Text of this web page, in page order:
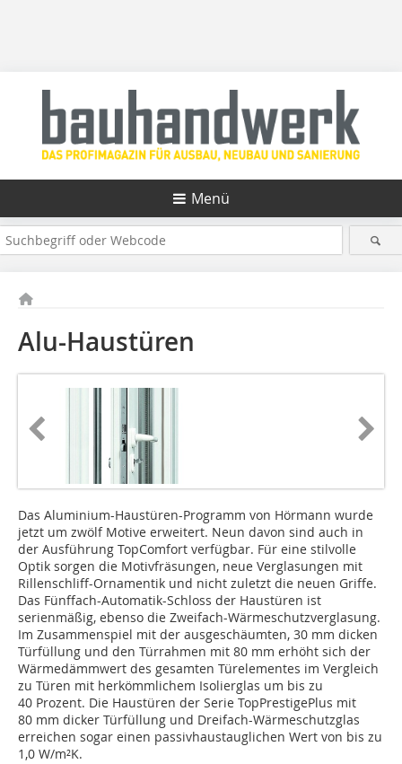
Menü
Alu-Haustüren
Das Aluminium-Haustüren-Programm von Hörmann wurde
jetzt um zwölf Motive erweitert. Neun davon sind auch in
der Ausführung TopComfort verfügbar. Für eine stilvolle
Optik sorgen die Motivfräsungen, neue Verglasungen mit
Rillenschliff-Ornamentik und nicht zuletzt die neuen Griffe.
Das Fünffach-Automatik-Schloss der Haustüren ist
serienmäßig, ebenso die Zweifach-Wärmeschutzverglasung.
Im Zusammenspiel mit der ausgeschäumten, 30 mm dicken
Türfüllung und den Türrahmen mit 80 mm erhöht sich der
Wärmedämmwert des gesamten Türelementes im Vergleich
zu Türen mit herkömmlichem Isolierglas um bis zu
40 Prozent. Die Haustüren der Serie TopPrestigePlus mit
80 mm dicker Türfüllung und Dreifach-Wärmeschutzglas
erreichen sogar einen passivhaustauglichen Wert von bis zu
1,0 W/m²K.